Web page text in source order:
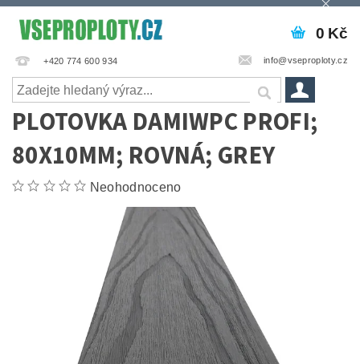
+420 774 600 934 info@vseproploty.cz
0 Kč
PLOTOVKA DAMIWPC PROFI;
80X10MM; ROVNÁ; GREY
Neohodnoceno